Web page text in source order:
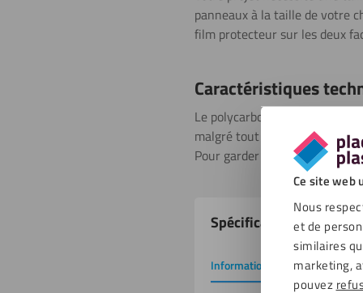
Ce site web
Nous
et de
similaires
marketing,
pouvez
panneaux à la taille de votre
film protecteur sur les deux
Caractéristiques
Le polycarbonate teinté est
malgré tout plus sensible aux
Pour garder propres et sans
Propriétés
du
produit
Spécifications
Informations de base